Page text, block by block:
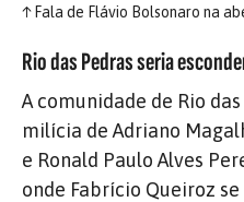
↑Fala de Flávio Bolsonaro na
Rio das Pedras seria
A comunidade de Rio
milícia de Adriano
e Ronald Paulo Alves
onde Fabrício Queiroz